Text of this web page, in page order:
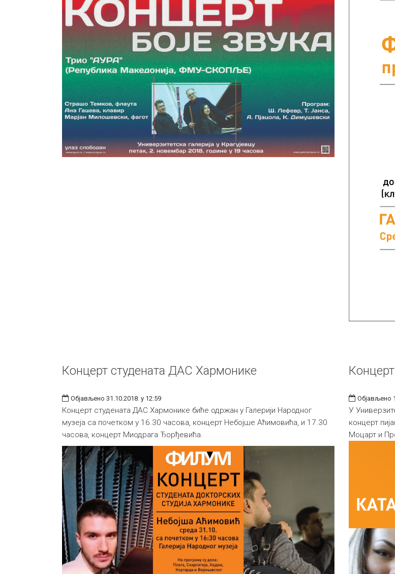
Концерт студената ДАС Хармонике
Објављено 31.10.2018. у 12:59
Концерт студената ДАС Хармонике биће одржан у Галерији Народног
музеја са почетком у 16.30 часова, концерт Небојше Аћимовића, и 17.30
часова, концерт Миодрага Ђорђевића.
Објављено
У
концерт
Моцарт и